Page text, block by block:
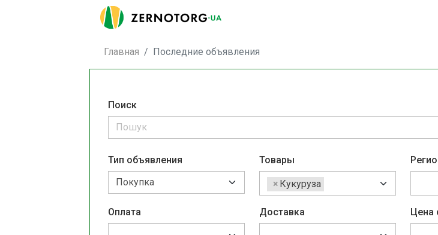
Главная Последние объявления
Поиск
Тип объявления Товары
× Кукуруза
Оплата Доставка Цена